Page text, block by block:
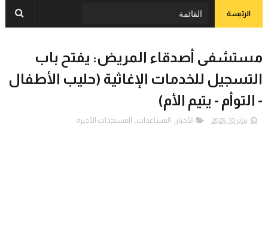
الرئيسة
مستشفى أصدقاء المريض: يفتح باب
التسجيل للخدمات الإغاثية (حليب الأطفال
- التوأم - يتيم الأم)
يناير 10, 2026 الأخبار , المساعدات, المستجدات الأخيرة